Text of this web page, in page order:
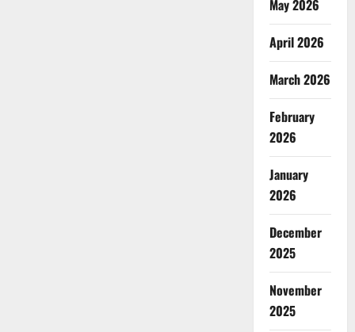
May 2026
April 2026
March 2026
February
2026
January
2026
December
2025
November
2025